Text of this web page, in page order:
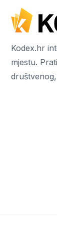
Kodex.hr
mjestu.